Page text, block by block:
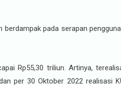
pada serapan
Rp55,30 triliun. Artinya,
per 30 Oktober 2022 realisasi